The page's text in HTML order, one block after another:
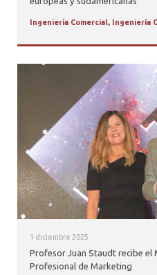
Ingeniería Comercial, Ingeniería
1 diciembre 2025
Profesor Juan Staudt recibe el
Profesional de Marketing